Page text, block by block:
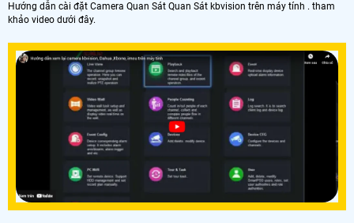
Hướng dẫn cài đặt Camera Quan Sát Quan Sát kbvision trên máy tính . tham
khảo video dưới đây.